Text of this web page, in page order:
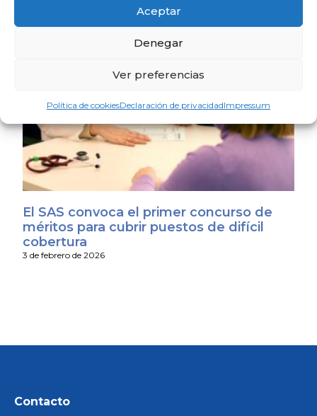
Aceptar
Denegar
Ver preferencias
Política de cookiesDeclaración de privacidadImpressum
El SAS convoca el primer concurso de
méritos para cubrir puestos de difícil
cobertura
3 de febrero de 2026
Contacto